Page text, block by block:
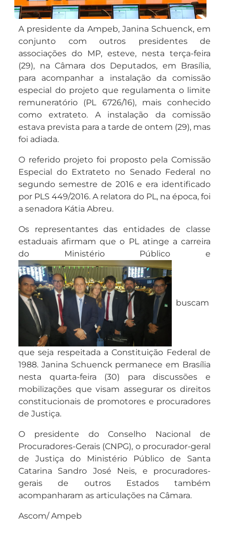
A presidente da Ampeb, Janina Schuenck, em
conjunto com outros presidentes de
associações do MP, esteve, nesta terça-feira
(29), na Câmara dos Deputados, em Brasília,
para acompanhar a instalação da comissão
especial do projeto que regulamenta o limite
remuneratório (PL 6726/16), mais conhecido
como extrateto. A instalação da comissão
estava prevista para a tarde de ontem (29), mas
foi adiada.
O referido projeto foi proposto pela Comissão
Especial do Extrateto no Senado Federal no
segundo semestre de 2016 e era identificado
por PLS 449/2016. A relatora do PL, na época, foi
a senadora Kátia Abreu.
Os representantes das entidades de classe
estaduais afirmam que o PL atinge a carreira
do Ministério Público e
buscam
que seja respeitada a Constituição Federal de
1988. Janina Schuenck permanece em Brasília
nesta quarta-feira (30) para discussões e
mobilizações que visam assegurar os direitos
constitucionais de promotores e procuradores
de Justiça.
O presidente do Conselho Nacional de
Procuradores-Gerais (CNPG), o procurador-geral
de Justiça do Ministério Público de Santa
Catarina Sandro José Neis, e procuradores-
gerais de outros Estados também
acompanharam as articulações na Câmara.
Ascom/ Ampeb